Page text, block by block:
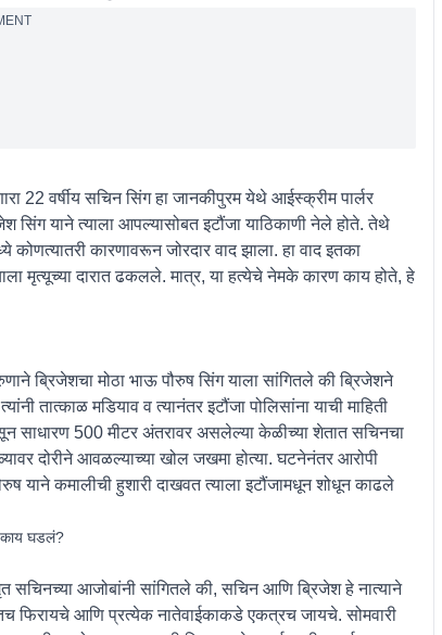
22 वर्षीय सचिन सिंग हा जानकीपुरम येथे आईस्क्रीम पार्लर
सिंग याने त्याला आपल्यासोबत इटौंजा याठिकाणी नेले होते. तेथे
कोणत्यातरी कारणावरून जोरदार वाद झाला. हा वाद इतका
मृत्यूच्या दारात ढकलले. मात्र, या हत्येचे नेमके कारण काय होते, हे
ब्रिजेशचा मोठा भाऊ पौरुष सिंग याला सांगितले की ब्रिजेशने
मडियाव व त्यानंतर इटौंजा पोलिसांना याची माहिती
साधारण 500 मीटर अंतरावर असलेल्या केळीच्या शेतात सचिनचा
दोरीने आवळल्याच्या खोल जखमा होत्या. घटनेनंतर आरोपी
याने कमालीची हुशारी दाखवत त्याला इटौंजामधून शोधून काढले
घडलं?
आजोबांनी सांगितले की, सचिन आणि ब्रिजेश हे नात्याने
फिरायचे आणि प्रत्येक नातेवाईकाकडे एकत्रच जायचे. सोमवारी